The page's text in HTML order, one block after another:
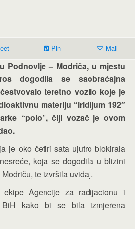
Pin Mail
Podnovlje – Modriča, u mjestu
dogodila se saobraćajna
teretno vozilo koje je
materiju “iridijum 192″
“polo”, čiji vozač je ovom
je oko četiri sata ujutro blokirala
koja se dogodila u blizini
te izvršila uviđaj.
ekipe Agencije za radijacionu i
BiH kako bi se bila izmjerena